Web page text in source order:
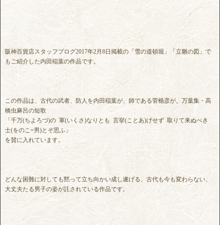
阪神百貨店スタッフブログ2017年2月8日掲載の「雪の道頓堀」「立雛の図」で
もご紹介した内田稲葉の作品です。
この作品は、古代の武者、防人を内田稲葉が、師である菅楯彦が、万葉集・高
橋虫麻呂の短歌
「千万(ちよろづ)の 軍(いくさ)なりとも 言挙(ことあ)げせず 取りて来ぬべき
士(をのこ=男)とぞ思ふ」
を賛に入れています。
どんな困難に対しても黙って立ち向かい成し遂げる、古代も今も変わらない、
大丈夫たる男子の姿が託されている作品です。